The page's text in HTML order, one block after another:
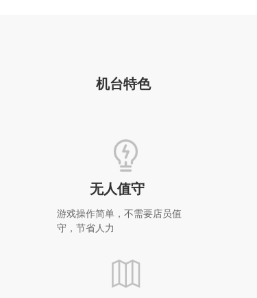
机台特色
无人值守
游戏操作简单，不需要店员值
守，节省人力